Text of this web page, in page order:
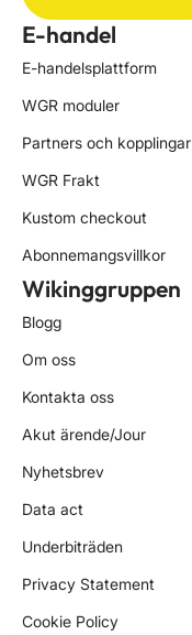
E-handel
E-handelsplattform
WGR moduler
Partners och kopplingar
WGR Frakt
Kustom checkout
Abonnemangsvillkor
Wikinggruppen
Blogg
Om oss
Kontakta oss
Akut ärende/Jour
Nyhetsbrev
Data act
Underbiträden
Privacy Statement
Cookie Policy